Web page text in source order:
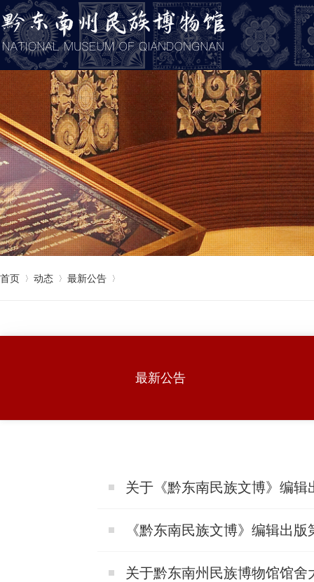
首页
›
动态
›
最新公告
›
最新公告
关于《黔东南民族文博》编
《黔东南民族文博》编辑出
关于黔东南州民族博物馆馆